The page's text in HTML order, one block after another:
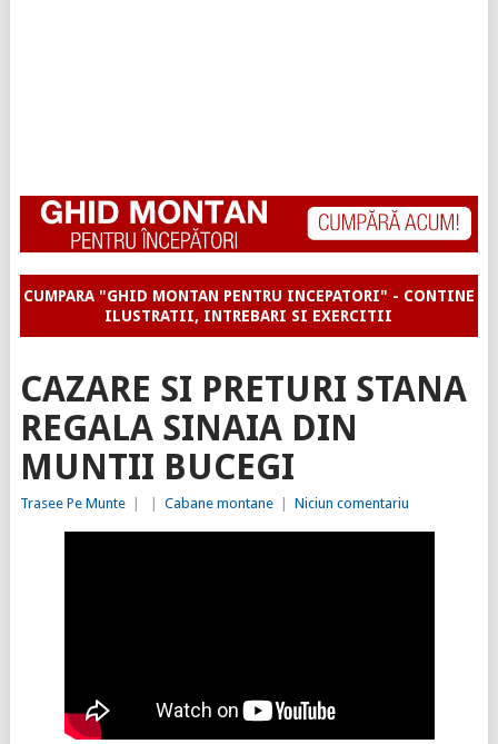
CUMPARA "GHID MONTAN PENTRU INCEPATORI" - CONTINE
ILUSTRATII, INTREBARI SI EXERCITII
CAZARE SI PRETURI STANA
REGALA SINAIA DIN
MUNTII BUCEGI
Trasee Pe Munte Cabane montane Niciun comentariu